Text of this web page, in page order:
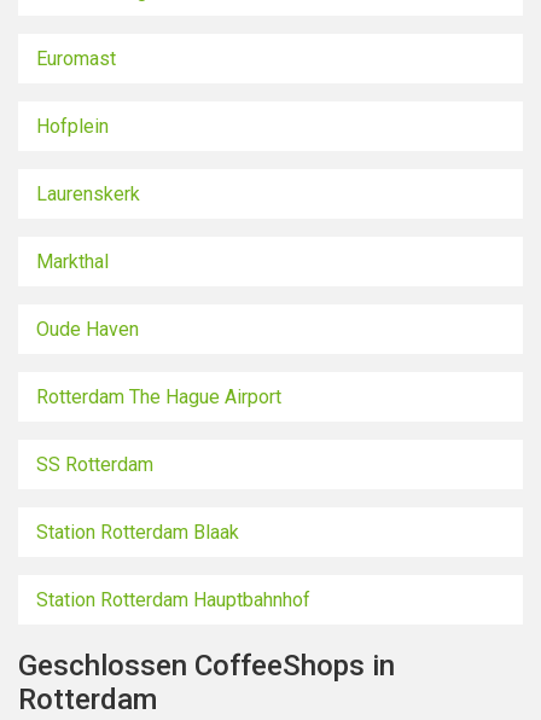
Euromast
Hofplein
Laurenskerk
Markthal
Oude Haven
Rotterdam The Hague Airport
SS Rotterdam
Station Rotterdam Blaak
Station Rotterdam Hauptbahnhof
Geschlossen CoffeeShops in
Rotterdam